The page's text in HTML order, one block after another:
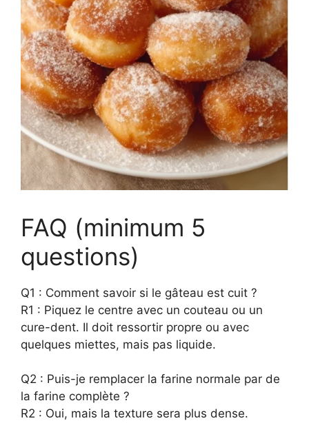
FAQ (minimum 5
questions)
Q1 : Comment savoir si le gâteau est cuit ?
R1 : Piquez le centre avec un couteau ou un
cure-dent. Il doit ressortir propre ou avec
quelques miettes, mais pas liquide.
Q2 : Puis-je remplacer la farine normale par de
la farine complète ?
R2 : Oui, mais la texture sera plus dense.